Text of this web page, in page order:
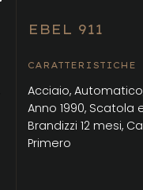
EBEL 911
CARATTERISTICHE
Acciaio,
Anno 1990, Scatola
Brandizzi 12 mesi,
Primero